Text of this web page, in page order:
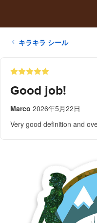
キラキラ シール
Good job!
Marco 2026年5月22日
Very good definition and